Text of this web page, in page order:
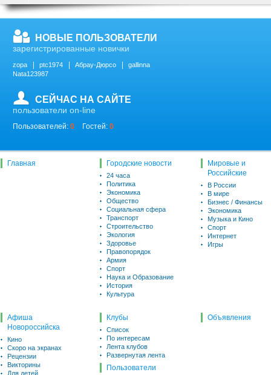
НОВЫЕ ПОЛЬЗОВАТЕЛИ
зарегистрированные новички
zopa ptc1974 Абрау-Дюрсо
gallinna
Nata123987
СЕЙЧАС НА САЙТЕ
пользователи on-line
Пользователей: 0 Гостей: 0
Главная Городские новости
24 часа
Политика
Экономика
Общество
Социальная сфера
Транспорт
Строительство
Экология
Здоровье
Правопорядок
Армия
Спорт
Наука и Образование
История
Культура
Мировые и
Российские
В России
В мире
Бизнес / Финансы
Экономика
Музыка и Кино
Спорт
Интернет
Игры
Афиша
Новороссийска
Кино
Скоро на экранах
Рецензии
Викторины
Для детей
Клубы
Список
По интересам
Лента клубов
Развернутая лента
Пользователи
Объявления